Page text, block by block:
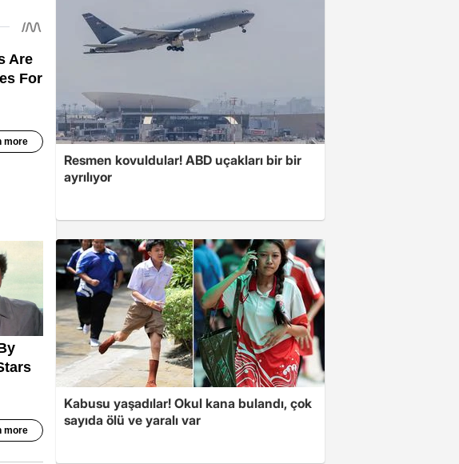
Resmen kovuldular! ABD uçakları bir bir
ayrılıyor
Kabusu yaşadılar! Okul kana bulandı, çok
sayıda ölü ve yaralı var